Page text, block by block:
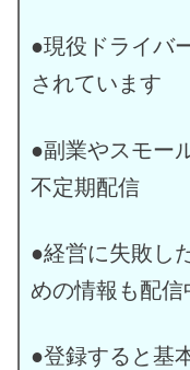
●現役ドライバ
されています
●副業やスモー
不定期配信
●経営に失敗し
めの情報も配信
●登録すると基